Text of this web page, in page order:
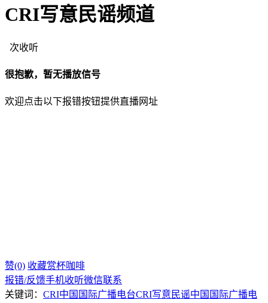
CRI写意民谣频道
次收听
很抱歉，暂无播放信号
欢迎点击以下报错按钮提供直播网址
赞(0) 收藏赏杯咖啡
报错/反馈手机收听微信联系
关键词： CRI中国国际广播电台CRI写意民谣中国国际广播电